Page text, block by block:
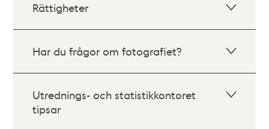
Rättigheter
Har du frågor om fotografiet?
Utrednings- och statistikkontoret
tipsar